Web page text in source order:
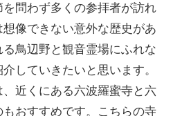
問わず多くの参拝者が訪れ
像できない意外な歴史があ
鳥辺野と観音霊場にふれな
していきたいと思います。
近くにある六波羅蜜寺と六
おすすめです。こちらの寺